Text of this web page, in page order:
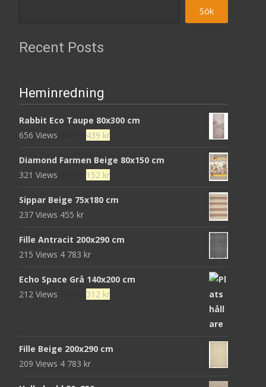
Sök
Recent Posts
Heminredning
Rabbit Eco Taupe 80x300 cm
656 Views
Det
priset
var:
439 krDet
priset
är:
Diamond Farmen Beige 80x150 cm
321 Views
Det
priset
152 krDet
priset
Sippar Beige 75x180 cm
237 Views 455 kr
Fille Antracit 200x290 cm
215 Views 4 783 kr
Echo Space Grå 140x200 cm
212 Views
Det
952 kr.
312 krDet
312 kr.
Fille Beige 200x290 cm
209 Views 4 783 kr